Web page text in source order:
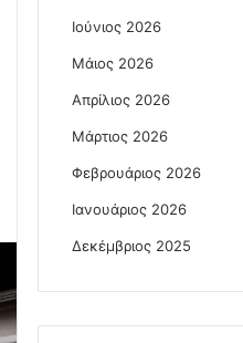
Ιούνιος 2026
Μάιος 2026
Απρίλιος 2026
Μάρτιος 2026
Φεβρουάριος 2026
Ιανουάριος 2026
Δεκέμβριος 2025